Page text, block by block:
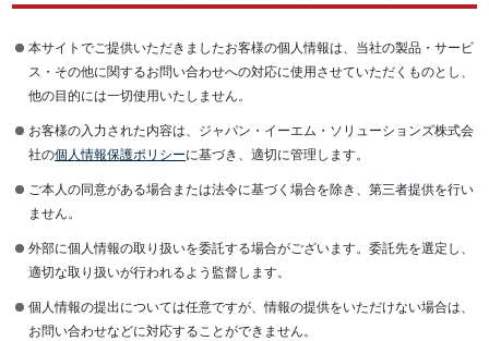
本サイトでご提供いただきましたお客様の個人情報は、当社の製品・サービ
ス・その他に関するお問い合わせへの対応に使用させていただくものとし、
他の目的には一切使用いたしません。
お客様の入力された内容は、ジャパン・イーエム・ソリューションズ株式会
社の個人情報保護ポリシーに基づき、適切に管理します。
ご本人の同意がある場合または法令に基づく場合を除き、第三者提供を行い
ません。
外部に個人情報の取り扱いを委託する場合がございます。委託先を選定し、
適切な取り扱いが行われるよう監督します。
個人情報の提出については任意ですが、情報の提供をいただけない場合は、
お問い合わせなどに対応することができません。